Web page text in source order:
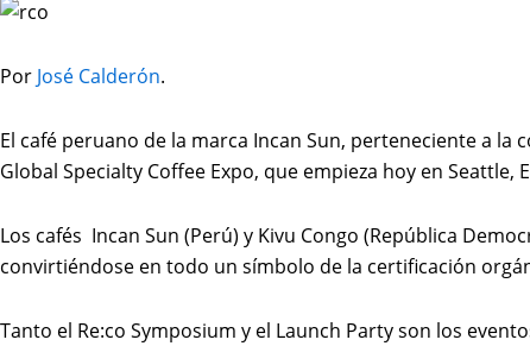
Por José Calderón.
El café peruano de la marca Incan Sun, perteneciente a
Global Specialty Coffee Expo, que empieza hoy en Seattle,
Los cafés Incan Sun (Perú) y Kivu Congo (República
convirtiéndose en todo un símbolo de la certificación
Tanto el Re:co Symposium y el Launch Party son los